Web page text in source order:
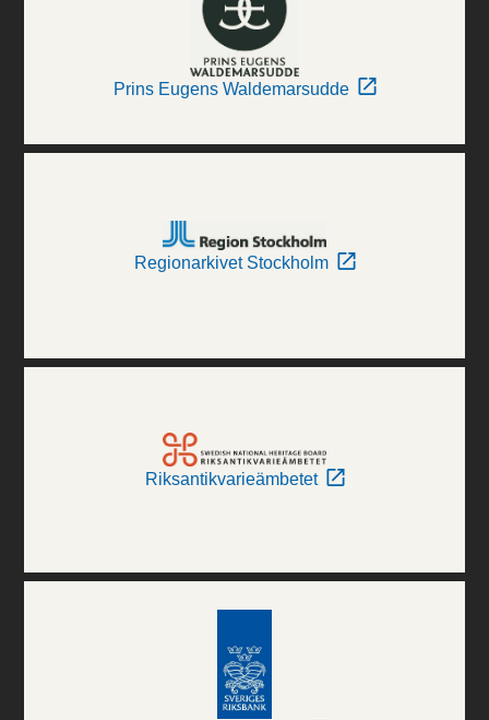
Prins Eugens Waldemarsudde
Regionarkivet Stockholm
Riksantikvarieämbetet